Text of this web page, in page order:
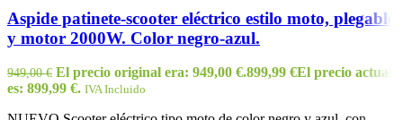
Aspide patinete-scooter eléctrico estilo moto, plegable
y motor 2000W. Color negro-azul.
949,00€ El precio original era: 949,00 €.899,99 €El precio actual
es: 899,99 €. IVA Incluido